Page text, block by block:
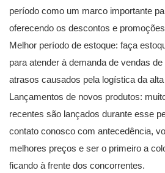
período como um marco importante
oferecendo os descontos e
Melhor período de estoque: faça
para atender à demanda de vendas
atrasos causados pela logística da
Lançamentos de novos produtos:
recentes são lançados durante esse
contato conosco com antecedência,
melhores preços e ser o primeiro a
ficando à frente dos concorrentes.